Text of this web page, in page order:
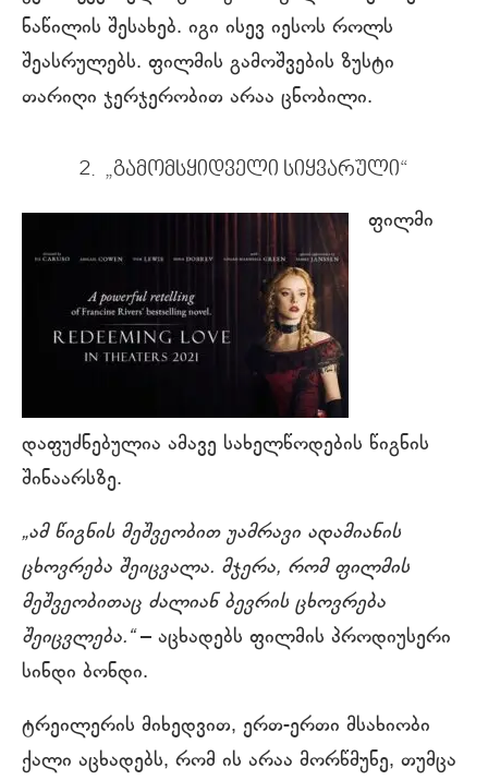
ნაწილის შესახებ. იგი ისევ იესოს როლს
შეასრულებს. ფილმის გამოშვების ზუსტი
თარიღი ჯერჯერობით არაა ცნობილი.
2. „გამომსყიდველი სიყვარული“
ფილმი
დაფუძნებულია ამავე სახელწოდების წიგნის
შინაარსზე.
„ამ წიგნის მეშვეობით უამრავი ადამიანის
ცხოვრება შეიცვალა. მჯერა, რომ ფილმის
მეშვეობითაც ძალიან ბევრის ცხოვრება
შეიცვლება.“– აცხადებს ფილმის პროდიუსერი
სინდი ბონდი.
ტრეილერის მიხედვით, ერთ-ერთი მსახიობი
ქალი აცხადებს, რომ ის არაა მორწმუნე, თუმცა